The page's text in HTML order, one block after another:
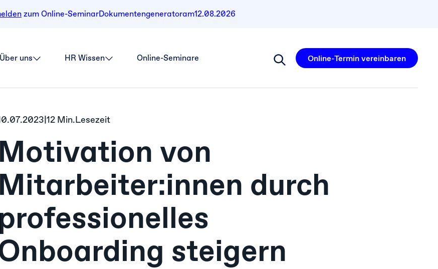
zum Online-SeminarDokumentengeneratoram12.08.2026
Über uns HR Wissen Online-Seminare Online-Termin vereinbaren
|12 Min.Lesezeit
Motivation von
Mitarbeiter:innen durch
professionelles
steigern